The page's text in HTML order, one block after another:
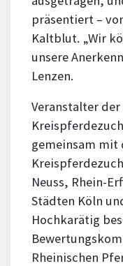
präsentiert –
Kaltblut. „Wir
unsere
Lenzen.
Veranstalter
gemeinsam mit
Neuss, Rhein-
Städten Köln
Hochkarätig
Rheinischen